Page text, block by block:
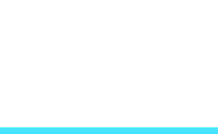
WAF adalah: